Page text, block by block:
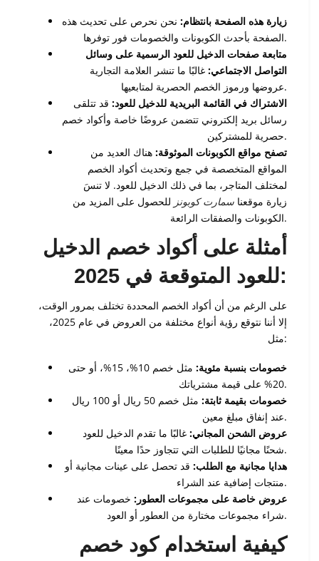
زيارة هذه الصفحة بانتظام: نحن نحرص على تحديث هذه
الصفحة بأحدث الكوبونات والخصومات فور توفرها.
متابعة صفحات الدخيل للعود الرسمية على وسائل
التواصل الاجتماعي: غالبًا ما تنشر العلامة التجارية
عروضها ورموز الخصم الحصرية لمتابعيها.
الاشتراك في القائمة البريدية للدخيل للعود: قد تتلقى
رسائل بريد إلكتروني تتضمن عروضًا خاصة وأكواد خصم
حصرية للمشتركين.
تصفح مواقع الكوبونات الموثوقة: هناك العديد من
المواقع المتخصصة في جمع وتحديث أكواد الخصم
لمختلف المتاجر، بما في ذلك الدخيل للعود. لا تنسَ
زيارة موقعنا سمارت كوبونز للحصول على المزيد من
الكوبونات والصفقات الرائعة.
أمثلة على أكواد خصم الدخيل
للعود المتوقعة في 2025:
على الرغم من أن أكواد الخصم المحددة تختلف بمرور الوقت،
إلا أننا نتوقع رؤية أنواع مختلفة من العروض في عام 2025،
مثل:
خصومات بنسبة مئوية:
مثل خصم 10%، 15%، أو حتى
20% على قيمة مشترياتك.
خصومات بقيمة ثابتة:
مثل خصم 50 ريال أو 100 ريال
عند إنفاق مبلغ معين.
عروض الشحن المجاني: غالبًا ما تقدم الدخيل للعود
شحنًا مجانيًا للطلبات التي تتجاوز حدًا معينًا.
هدايا مجانية مع الطلب: قد تحصل على عينات مجانية أو
منتجات إضافية عند الشراء.
عروض خاصة على مجموعات العطور: خصومات عند
شراء مجموعات مختارة من العطور أو العود.
كيفية استخدام كود خصم